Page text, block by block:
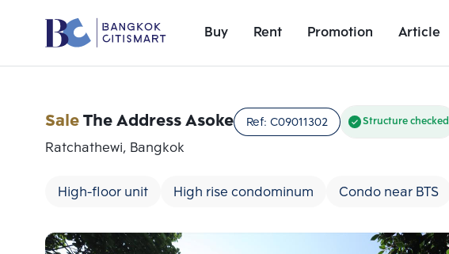
Buy Rent Promotion Article
SaleThe Address Asoke Ref: C09011302 Structure checked
Ratchathewi, Bangkok
High-floor unit High rise condominum Condo near BTS